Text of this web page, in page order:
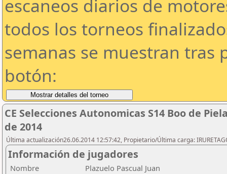
escaneos diarios de
todos los torneos
semanas se muestran tras
botón:
CE Selecciones Autonomicas S14 Boo de
de 2014
Última actualización26.06.2014 12:57:42, Propietario/Última carga:
Información de jugadores
Nombre
Plazuelo Pascual Juan